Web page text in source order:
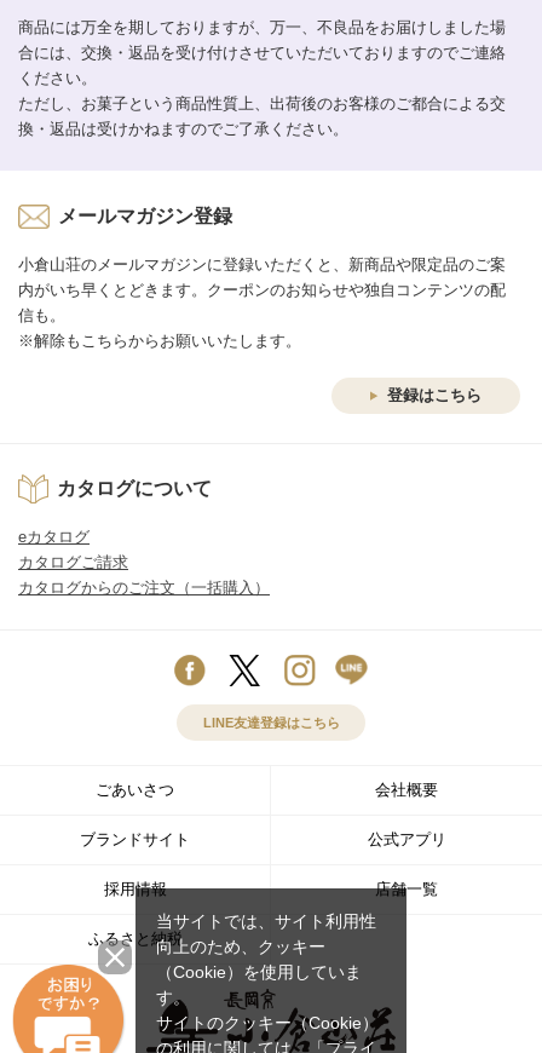
商品には万全を期しておりますが、万一、不良品をお届けしました場
合には、交換・返品を受け付けさせていただいておりますのでご連絡
ください。
ただし、お菓子という商品性質上、出荷後のお客様のご都合による交
換・返品は受けかねますのでご了承ください。
メールマガジン登録
小倉山荘のメールマガジンに登録いただくと、新商品や限定品のご案
内がいち早くとどきます。クーポンのお知らせや独自コンテンツの配
信も。
※解除もこちらからお願いいたします。
登録はこちら
カタログについて
eカタログ
カタログご請求
カタログからのご注文（一括購入）
LINE友達登録はこちら
ごあいさつ 会社概要
ブランドサイト 公式アプリ
採用情報 店舗一覧
ふるさと納税
当サイトでは、サイト利用性
向上のため、クッキー
（Cookie）を使用していま
す。
サイトのクッキー（Cookie）
の利用に関しては、「プライ